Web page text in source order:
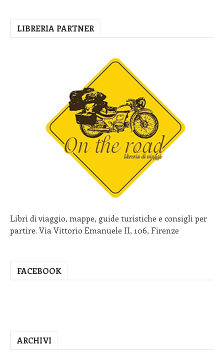
LIBRERIA PARTNER
Libri di viaggio, mappe, guide turistiche e consigli per
partire. Via Vittorio Emanuele II, 106, Firenze
FACEBOOK
ARCHIVI